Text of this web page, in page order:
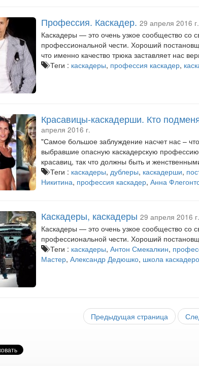
Профессия. Каскадер. 29 апреля 2016 г.
Каскадеры — это очень узкое сообщество со
профессиональной чести. Хороший
что именно качество трюка заставляет нас
Теги : каскадеры, профессия каскадер,
Красавицы-каскадерши. Кто
апреля 2016 г.
"Самое большое заблуждение насчет нас –
выбравшие опасную каскадерскую
красавиц, так что должны быть и
Теги : каскадеры, дублеры, каскадерши,
Никитина, профессия каскадер, Анна
Каскадеры, каскадеры 29 апреля 2016 г.
Каскадеры — это очень узкое сообщество со
профессиональной чести. Хороший
Теги : каскадеры, Антон Смекалкин,
Мастер, Александр Дедюшко, школа
Предыдущая страница